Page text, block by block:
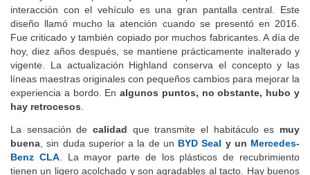
no hay nada superfluo y el único punto de información e
interacción con el vehículo es una gran pantalla central. Este
diseño llamó mucho la atención cuando se presentó en 2016.
Fue criticado y también copiado por muchos fabricantes. A día de
hoy, diez años después, se mantiene prácticamente inalterado y
vigente. La actualización Highland conserva el concepto y las
líneas maestras originales con pequeños cambios para mejorar la
experiencia a bordo. En
La sensación decalidad que transmite el habitáculo esmuy
buena, sin duda superior a la de un BYD Seal y unMercedes-
Benz CLA. La mayor parte de los plásticos de recubrimiento